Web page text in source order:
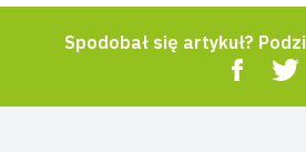
Spodobał się artykuł?